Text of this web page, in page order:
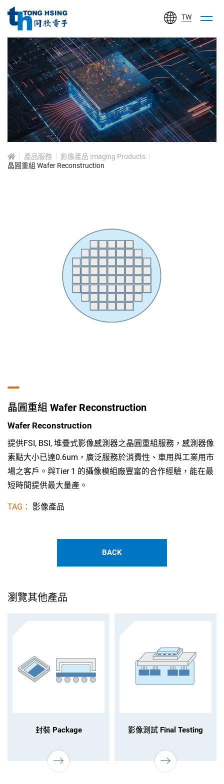
同
欣
電
子
工
業
股
份
有
限
TW
產
品
服
務
產品服務
影像產品 Imaging Products
晶圓重組 Wafer Reconstruction
晶圓重組 Wafer Reconstruction
Wafer Reconstruction
提供FSI, BSI, 堆疊式影像感測器之晶圓重組服務，感測器像
素點大小已達0.6um，廣泛服務於消費性、車用與工業用市
場之客戶。與Tier 1 的攝像模組廠豐富的合作經驗，能在最
短時間提供最大量產。
TAG： 影像產品
BACK
瀏覽其他產品
封裝 Package 影像測試 Final Testing